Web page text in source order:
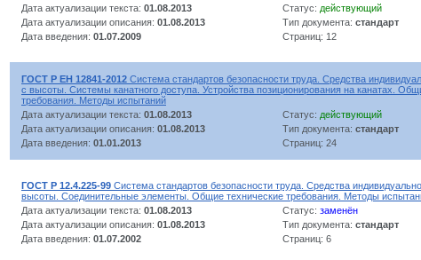
Дата актуализации текста: 01.08.2013 Статус: действующий
Дата актуализации описания: 01.08.2013 Тип документа: стандарт
Дата введения: 01.07.2009 Страниц: 12
ГОСТ Р ЕН 12841-2012 Система стандартов безопасности труда. Средства
с высоты. Системы канатного доступа. Устройства позиционирования на канатах.
требования. Методы испытаний
Дата актуализации текста: 01.08.2013 Статус: действующий
Дата актуализации описания: 01.08.2013 Тип документа: стандарт
Дата введения: 01.01.2013 Страниц: 24
ГОСТ Р 12.4.225-99 Система стандартов безопасности труда. Средства
высоты. Соединительные элементы. Общие технические требования. Методы
Дата актуализации текста: 01.08.2013 Статус: заменён
Дата актуализации описания: 01.08.2013 Тип документа: стандарт
Дата введения: 01.07.2002 Страниц: 6